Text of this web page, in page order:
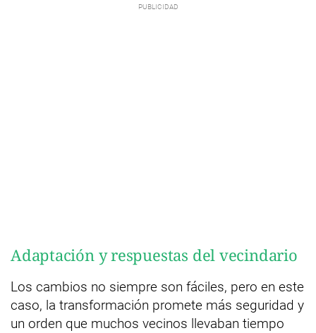
Adaptación y respuestas del vecindario
Los cambios no siempre son fáciles, pero en este
caso, la transformación promete más seguridad y
un orden que muchos vecinos llevaban tiempo